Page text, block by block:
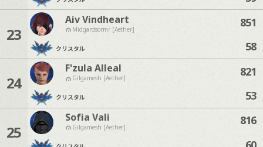
23
Aiv Vindheart
Midgardsormr [Aether]
クリスタル
851
58
24
F'zula Alleal
Gilgamesh [Aether]
クリスタル
821
53
25
Sofia Vali
Gilgamesh [Aether]
816